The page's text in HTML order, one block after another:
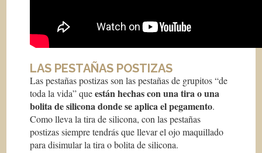
LAS PESTAÑAS POSTIZAS
Las pestañas postizas son las pestañas de grupitos “de
toda la vida” queestán hechas con una tira o una
bolita de silicona donde se aplica el pegamento.
Como lleva la tira de silicona, con las pestañas
postizas siempre tendrás que llevar el ojo maquillado
para disimular la tira o bolita de silicona.